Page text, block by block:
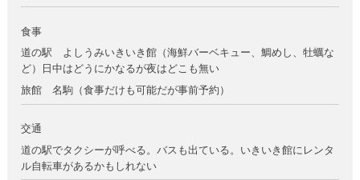
食事
道の駅 よしうみいきいき館（海鮮バーベキュー、鯛めし、牡蠣な
ど）日中はどうにかなるが夜はどこも無い
旅館 名駒（食事だけも可能だが事前予約）
交通
道の駅でタクシーが呼べる。バスも出ている。いきいき館にレンタ
ル自転車があるかもしれない